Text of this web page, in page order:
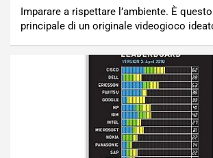
Imparare a rispettare l’ambiente. È
principale di un originale videogioco